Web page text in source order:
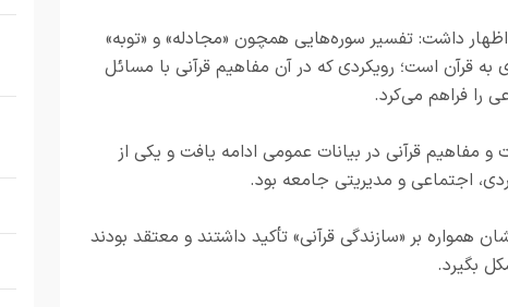
داشت: تفسیر سوره‌هایی همچون «مجادله» و «توبه»
به قرآن است؛ رویکردی که در آن مفاهیم قرآنی با مسائل
را فراهم می‌کرد.
و مفاهیم قرآنی در بیانات عمومی ادامه یافت و یکی از
اجتماعی و مدیریتی جامعه بود.
همواره بر «سازندگی قرآنی» تأکید داشتند و معتقد بودند
بگیرد.